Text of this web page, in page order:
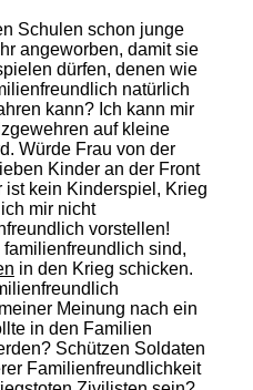
Schulen schon junge
angeworben, damit sie
dürfen, denen wie
natürlich
kann? Ich kann mir
auf kleine
Würde Frau von der
Kinder an der Front
kein Kinderspiel, Krieg
mir nicht
vorstellen!
sind,
in den Krieg schicken.
Meinung nach ein
in den Familien
Schützen Soldaten
Familienfreundlichkeit